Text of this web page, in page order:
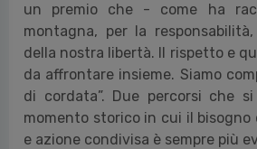
un premio che - come ha
montagna, per la
della nostra libertà. Il rispetto e
da affrontare insieme. Siamo
di cordata”. Due percorsi che
momento storico in cui il bisogno
e azione condivisa è sempre più